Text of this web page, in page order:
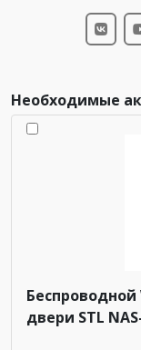
Необходимые
двери STL